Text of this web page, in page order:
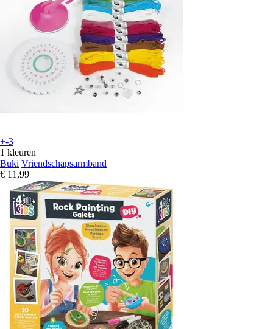
+-3
1 kleuren
Buki Vriendschapsarmband
€ 11,99